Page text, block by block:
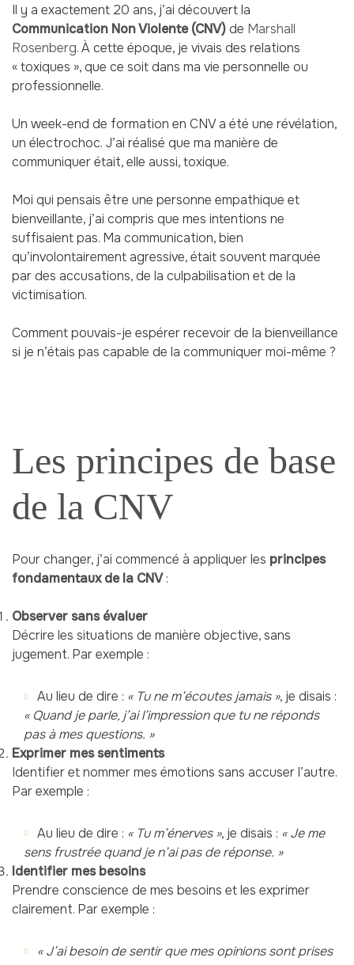
Il y a exactement 20 ans, j’ai découvert la
Communication Non Violente (CNV)de Marshall
Rosenberg.À cette époque, je vivais des relations
« toxiques », que ce soit dans ma vie personnelle ou
professionnelle.
Un week-end de formation en CNV a été une révélation,
un électrochoc. J’ai réalisé que ma manière de
communiquer était, elle aussi, toxique.
Moi qui pensais être une personne empathique et
bienveillante, j’ai compris que mes intentions ne
suffisaient pas. Ma communication, bien
qu’involontairement agressive, était souvent marquée
par des accusations, de la culpabilisation et de la
victimisation.
Comment pouvais-je espérer recevoir de la bienveillance
si je n’étais pas capable de la communiquer moi-même ?
Les principes de base
de la CNV
Pour changer, j’ai commencé à appliquer les principes
fondamentaux de la CNV:
Observer sans évaluer
Décrire les situations de manière objective, sans
jugement. Par exemple :
Au lieu de dire : « Tu ne m’écoutes jamais », je disais :
« Quand je parle, j’ai l’impression que tu ne réponds
pas à mes questions. »
Exprimer mes sentiments
Identifier et nommer mes émotions sans accuser l’autre.
Par exemple :
Au lieu de dire : « Tu m’énerves », je disais : « Je me
sens frustrée quand je n’ai pas de réponse. »
Identifier mes besoins
Prendre conscience de mes besoins et les exprimer
clairement. Par exemple :
« J’ai besoin de sentir que mes opinions sont prises